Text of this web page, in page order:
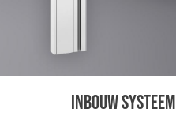
INBOUW Systeem